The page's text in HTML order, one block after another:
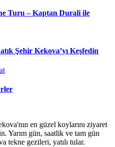
Turu – Kaptan Durali ile
Şehir Kekova’yı Keşfedin
en güzel koylarını ziyaret
Yarım gün, saatlik ve tam gün
tekne gezileri, yatılı tular.